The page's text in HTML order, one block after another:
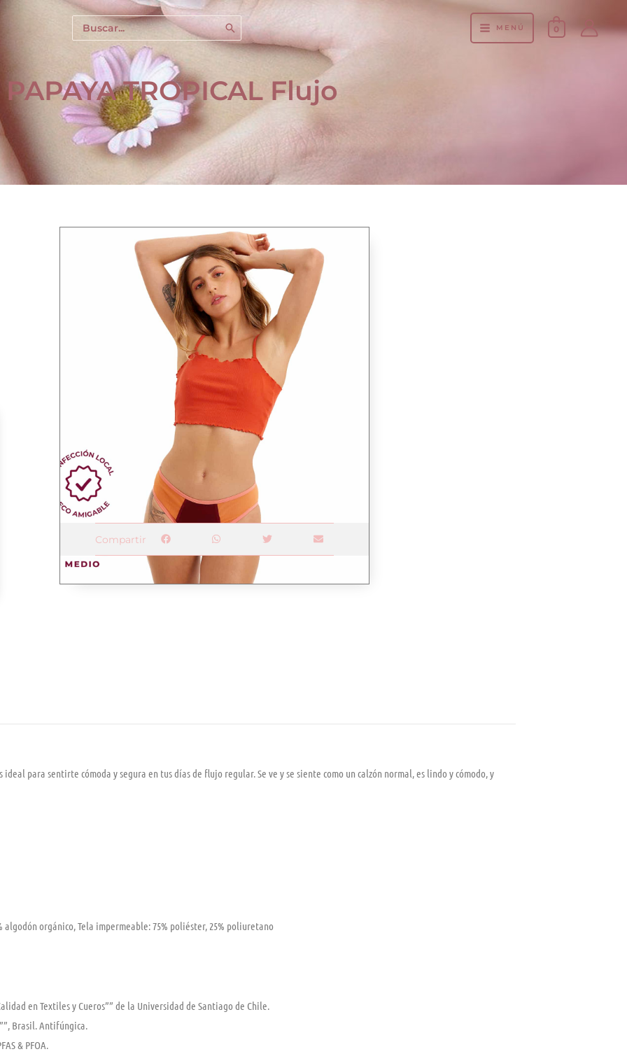
Buscar
por:
MENÚ 0
TROPICAL Flujo
Compartir
para sentirte cómoda y segura en tus días de flujo regular. Se ve y se siente como un calzón normal, es lindo y cómodo, y
orgánico, Tela impermeable: 75% poliéster, 25% poliuretano
en Textiles y Cueros”” de la Universidad de Santiago de Chile.
Brasil. Antifúngica.
& PFOA.